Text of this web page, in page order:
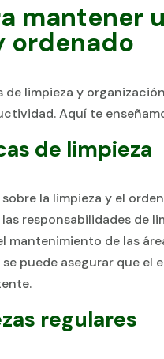
mantener
ordenado
limpieza y
Aquí te
de limpieza
la limpieza y el
responsabilidades de
mantenimiento de las
puede asegurar que
regulares